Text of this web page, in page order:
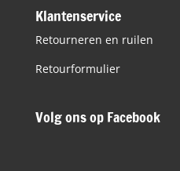
Klantenservice
Retourneren en ruilen
Retourformulier
Volg ons op Facebook